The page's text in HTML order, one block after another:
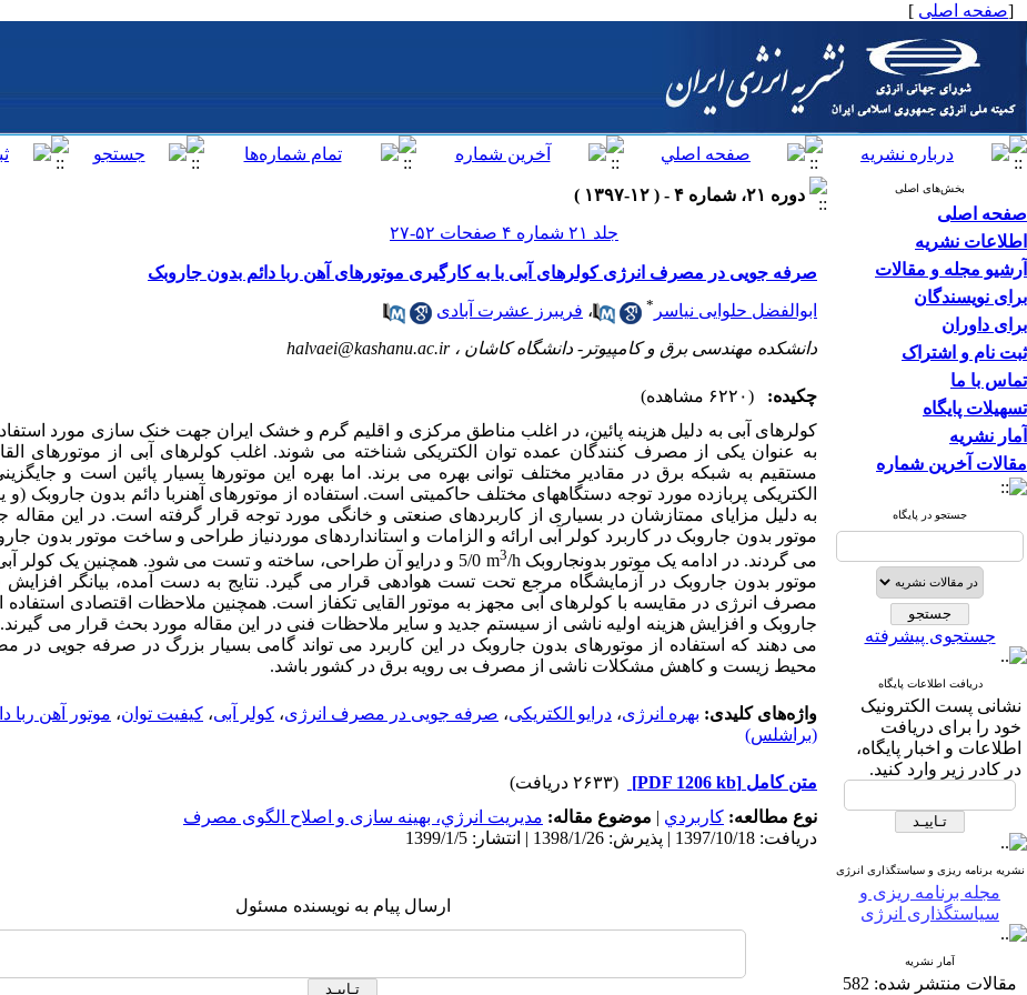
[صفحه اصلی ]
بخش‌های اصلی
صفحه اصلی
اطلاعات نشریه
آرشیو مجله و مقالات
برای نویسندگان
برای داوران
ثبت نام و اشتراک
تماس با ما
تسهیلات پایگاه
آمار نشریه
مقالات آخرین شماره
جستجو در پایگاه
جستجوی پیشرفته
دریافت اطلاعات پایگاه
نشانی پست الکترونیک
خود را برای دریافت
اطلاعات و اخبار پایگاه،
در کادر زیر وارد کنید.
نشریه برنامه ریزی و سیاستگذاری انرژی
مجله برنامه ریزی و
سیاستگذاری انرژی
آمار نشریه
مقالات منتشر شده: 582
دوره ۲۱، شماره ۴ - ( ۱۲-۱۳۹۷ )
جلد ۲۱ شماره ۴ صفحات ۵۲-۲۷
صرفه جویی در مصرف انرژی کولرهای آبی با به کارگیری موتورهای آهن ربا دائم بدون جاروبک
ابوالفضل حلوایی نیاسر * ، فریبرز عشرت آبادی
دانشکده مهندسی برق و کامپیوتر- دانشگاه کاشان ،halvaei@kashanu.ac.ir
چکیده:
(۶۲۲۰ مشاهده)
کولرهای آبی به دلیل هزینه پائین، در اغلب مناطق مرکزی و اقلیم گرم و خشک ایران جهت خنک­ سازی مورد
به عنوان یکی از مصرف­ کنندگان عمده توان الکتریکی شناخته می­ شوند. اغلب کولرهای آبی از موتورهای
مستقیم به شبکه برق در مقادیر مختلف توانی بهره می ­برند. اما بهره این موتورها بسیار پائین است و
الکتریکی پربازده مورد توجه دستگاه­های مختلف حاکمیتی است. استفاده از موتورهای آهن­ربا دائم بدون­ جاروبک (و
به دلیل مزایای ممتازشان در بسیاری از کاربردهای صنعتی و خانگی مورد توجه قرار گرفته است. در این مقاله
موتور بدون­ جاروبک در کاربرد کولر آبی ارائه و الزامات و استانداردهای موردنیاز طراحی و ساخت موتور بدون­
می­ گردند. در ادامه یک موتور بدون­جاروبک
m3/h
موتور بدون­ جاروبک در آزمایشگاه مرجع تحت تست هوادهی قرار می­ گیرد. نتایج به ­دست آمده، بیان­گر افزایش
مصرف انرژی در مقایسه با کولرهای آبی مجهز به موتور القایی تک­فاز است. همچنین ملاحظات اقتصادی استفاده
جاروبک و افزایش هزینه اولیه ناشی از سیستم جدید و سایر ملاحظات فنی در این مقاله مورد بحث قرار می­ گیرند.
می­ دهند که استفاده از موتورهای بدون­ جاروبک در این کاربرد می­ تواند گامی بسیار بزرگ در صرفه­ جویی
محیط زیست و کاهش مشکلات ناشی از مصرف بی­ رویه برق در کشور باشد.
واژه‌های کلیدی: بهره انرژی، درایو الکتریکی، صرفه جویی در مصرف انرژی، کولر آبی، کیفیت توان، موتور آهن ربا
(براشلس)
متن کامل [PDF 1206 kb]
(۲۶۳۳ دریافت)
نوع مطالعه: كاربردي | موضوع مقاله: مديريت انرژي، بهینه سازی و اصلاح الگوی مصرف
دریافت: 1397/10/18 | پذیرش: 1398/1/26 | انتشار: 1399/1/5
ارسال پیام به نویسنده مسئول